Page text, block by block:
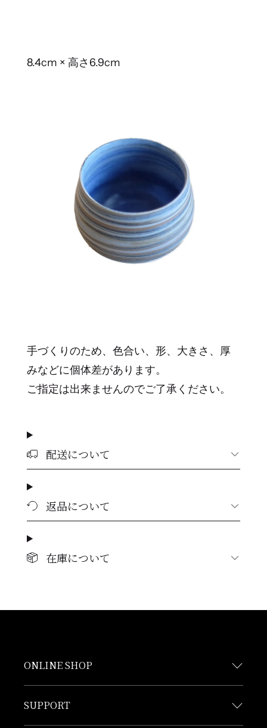
8.4cm × 高さ6.9cm
手づくりのため、色合い、形、大きさ、厚
みなどに個体差があります。
ご指定は出来ませんのでご了承ください。
配送について
返品について
在庫について
ONLINE SHOP
SUPPORT